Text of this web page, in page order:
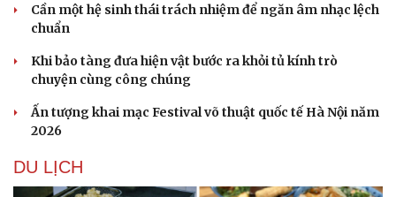
Cần một hệ sinh thái trách nhiệm để ngăn âm nhạc lệch
chuẩn
Khi bảo tàng đưa hiện vật bước ra khỏi tủ kính trò
chuyện cùng công chúng
Ấn tượng khai mạc Festival võ thuật quốc tế Hà Nội năm
2026
DU LỊCH